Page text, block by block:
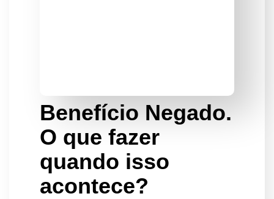
Benefício Negado.
O que fazer
quando isso
acontece?